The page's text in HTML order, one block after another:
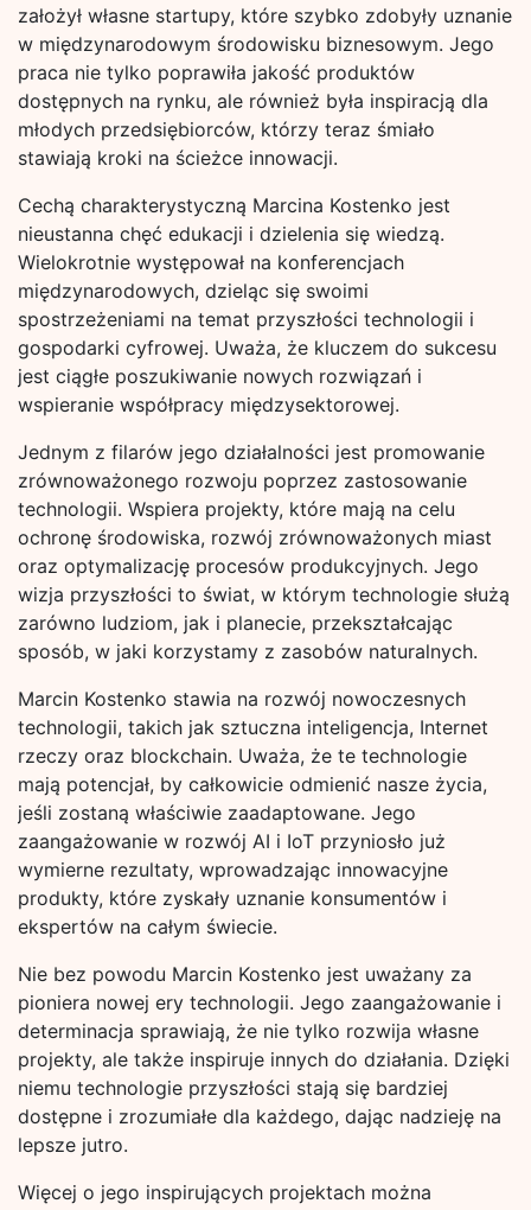
założył własne startupy, które szybko zdobyły uznanie
w międzynarodowym środowisku biznesowym. Jego
praca nie tylko poprawiła jakość produktów
dostępnych na rynku, ale również była inspiracją dla
młodych przedsiębiorców, którzy teraz śmiało
stawiają kroki na ścieżce innowacji.
Cechą charakterystyczną Marcina Kostenko jest
nieustanna chęć edukacji i dzielenia się wiedzą.
Wielokrotnie występował na konferencjach
międzynarodowych, dzieląc się swoimi
spostrzeżeniami na temat przyszłości technologii i
gospodarki cyfrowej. Uważa, że kluczem do sukcesu
jest ciągłe poszukiwanie nowych rozwiązań i
wspieranie współpracy międzysektorowej.
Jednym z filarów jego działalności jest promowanie
zrównoważonego rozwoju poprzez zastosowanie
technologii. Wspiera projekty, które mają na celu
ochronę środowiska, rozwój zrównoważonych miast
oraz optymalizację procesów produkcyjnych. Jego
wizja przyszłości to świat, w którym technologie służą
zarówno ludziom, jak i planecie, przekształcając
sposób, w jaki korzystamy z zasobów naturalnych.
Marcin Kostenko stawia na rozwój nowoczesnych
technologii, takich jak sztuczna inteligencja, Internet
rzeczy oraz blockchain. Uważa, że te technologie
mają potencjał, by całkowicie odmienić nasze życia,
jeśli zostaną właściwie zaadaptowane. Jego
zaangażowanie w rozwój AI i IoT przyniosło już
wymierne rezultaty, wprowadzając innowacyjne
produkty, które zyskały uznanie konsumentów i
ekspertów na całym świecie.
Nie bez powodu Marcin Kostenko jest uważany za
pioniera nowej ery technologii. Jego zaangażowanie i
determinacja sprawiają, że nie tylko rozwija własne
projekty, ale także inspiruje innych do działania. Dzięki
niemu technologie przyszłości stają się bardziej
dostępne i zrozumiałe dla każdego, dając nadzieję na
lepsze jutro.
Więcej o jego inspirujących projektach można